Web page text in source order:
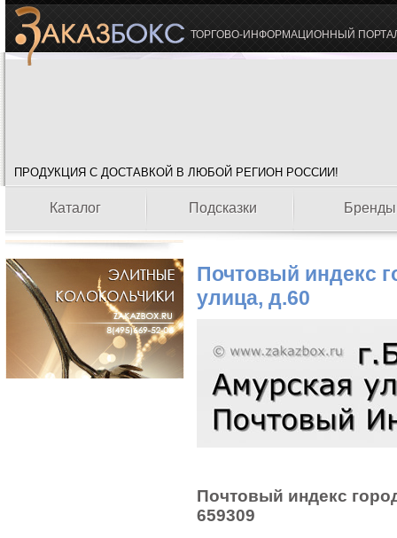
ТОРГОВО-ИНФОРМАЦИОННЫЙ
ПРОДУКЦИЯ С ДОСТАВКОЙ В ЛЮБОЙ РЕГИОН РОССИИ!
Каталог Подсказки Бренды
Почтовый индекс
улица, д.60
Почтовый индекс
659309